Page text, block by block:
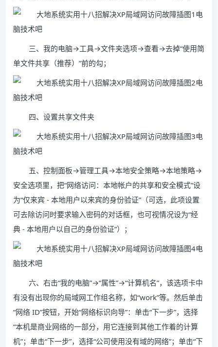
三、我的电脑→工具→文件夹选项→查看→去掉“使用简
单文件共享（推荐）”前的勾；
四、设置共享文件夹
五、控制面板→管理工具→本地安全策略→本地策略→
安全选项里，把“网络访问：本地帐户的共享和安全模式”设
为“仅来宾 - 本地用户以来宾的身份验证”（可选，此项设置
可去除访问时要求输入密码的对话框，也可视情况设为“经
典 - 本地用户以自己的身份验证”）；
六、右击“我的电脑”→“属性”→“计算机名”，该选项卡中
有没有出现你的局域网工作组名称，如“work”等。然后单击
“网络 ID”按钮，开始“网络标识向导”：单击“下一步”，选择
“本机是商业网络的一部分，用它连接到其他工作着的计算
机”；单击“下一步”，选择“公司使用没有域的网络”；单击“下